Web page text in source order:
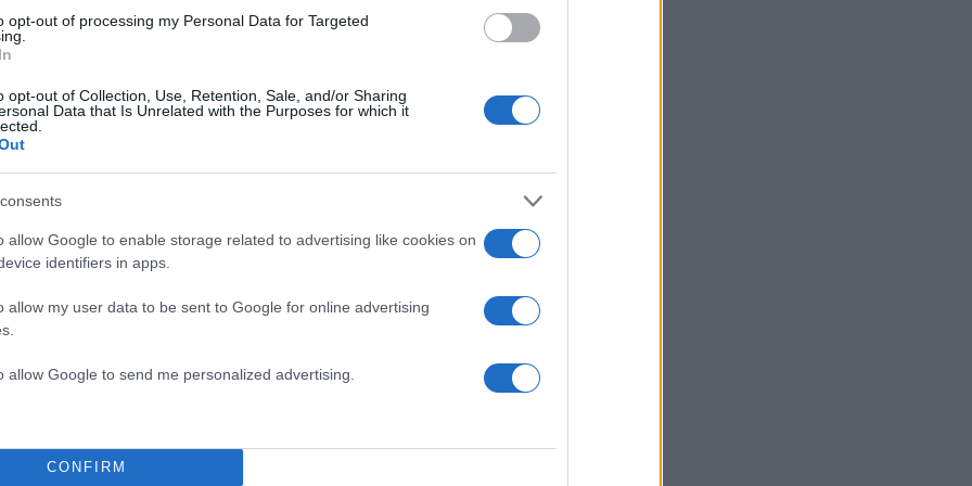
opt-out of processing my Personal Data for Targeted
opt-out of Collection, Use, Retention, Sale, and/or Sharing
Data that Is Unrelated with the Purposes for which it
allow Google to enable storage related to advertising like cookies on
identifiers in apps.
allow my user data to be sent to Google for online advertising
allow Google to send me personalized advertising.
CONFIRM
Υποβολή σχολίου